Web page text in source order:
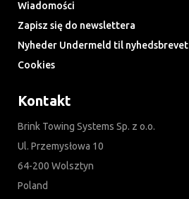
Wiadomości
Zapisz się do newslettera
Nyheder Undermeld til nyhedsbrevet
Cookies
Kontakt
Brink Towing Systems Sp. z o.o.
Ul. Przemysłowa 10
64-200 Wolsztyn
Poland